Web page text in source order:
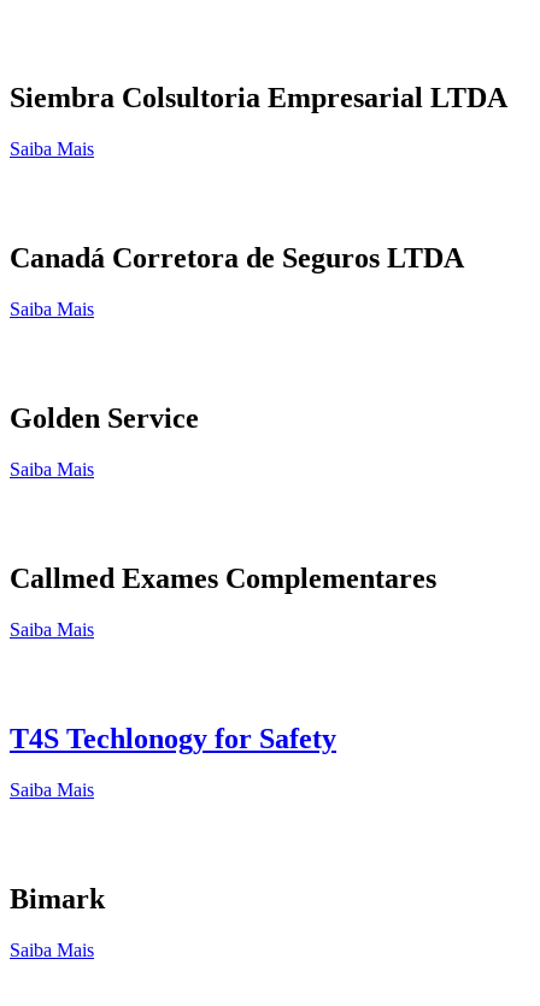
Siembra Colsultoria Empresarial LTDA
Saiba Mais
Canadá Corretora de Seguros LTDA
Saiba Mais
Golden Service
Saiba Mais
Callmed Exames Complementares
Saiba Mais
T4S Techlonogy for Safety
Saiba Mais
Bimark
Saiba Mais